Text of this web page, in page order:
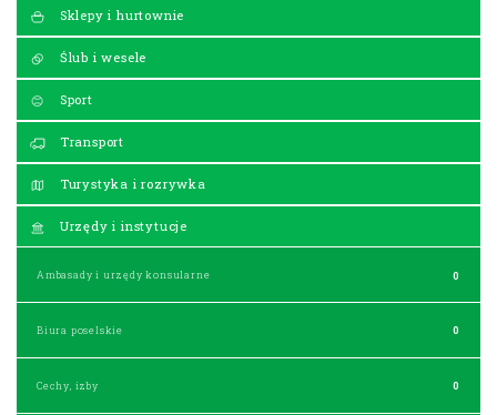
Sklepy i hurtownie
Ślub i wesele
Sport
Transport
Turystyka i rozrywka
Urzędy i instytucje
Ambasady i urzędy konsularne 0
Biura poselskie 0
Cechy, izby 0